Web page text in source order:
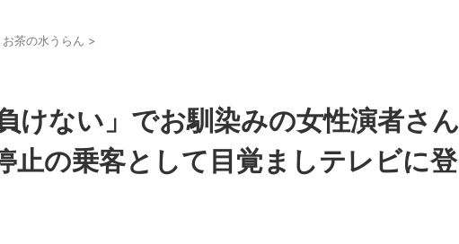
お茶の水うらん >
けない」でお馴染みの女性演者さん
止の乗客として目覚ましテレビに登